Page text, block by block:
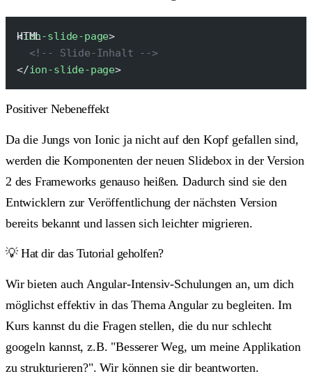
<ion-slide-page>
  <!-- Slide-Inhalt -->
</ion-slide-page>
Positiver Nebeneffekt
Da die Jungs von Ionic ja nicht auf den Kopf gefallen sind,
werden die Komponenten der neuen Slidebox in der Version
2 des Frameworks genauso heißen. Dadurch sind sie den
Entwicklern zur Veröffentlichung der nächsten Version
bereits bekannt und lassen sich leichter migrieren.
💡 Hat dir das Tutorial geholfen?
Wir bieten auch Angular-Intensiv-Schulungen an, um dich
möglichst effektiv in das Thema Angular zu begleiten. Im
Kurs kannst du die Fragen stellen, die du nur schlecht
googeln kannst, z.B. "Besserer Weg, um meine Applikation
zu strukturieren?". Wir können sie dir beantworten.